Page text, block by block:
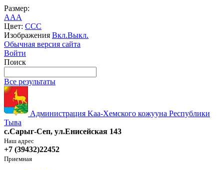
Размер:
AAA
Цвет: CCC
Изображения Вкл.Выкл.
Обычная версия сайта
Войти
Поиск
Все результаты
Администрация Kaa-Хемского кожууна Республики
Тыва
с.Сарыг-Сеп, ул.Енисейская 143
Наш адрес
+7 (39432)22452
Приемная